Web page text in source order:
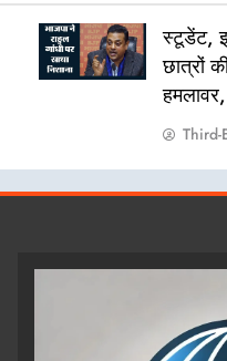
स्टूडेंट,
छात्रों
Third-